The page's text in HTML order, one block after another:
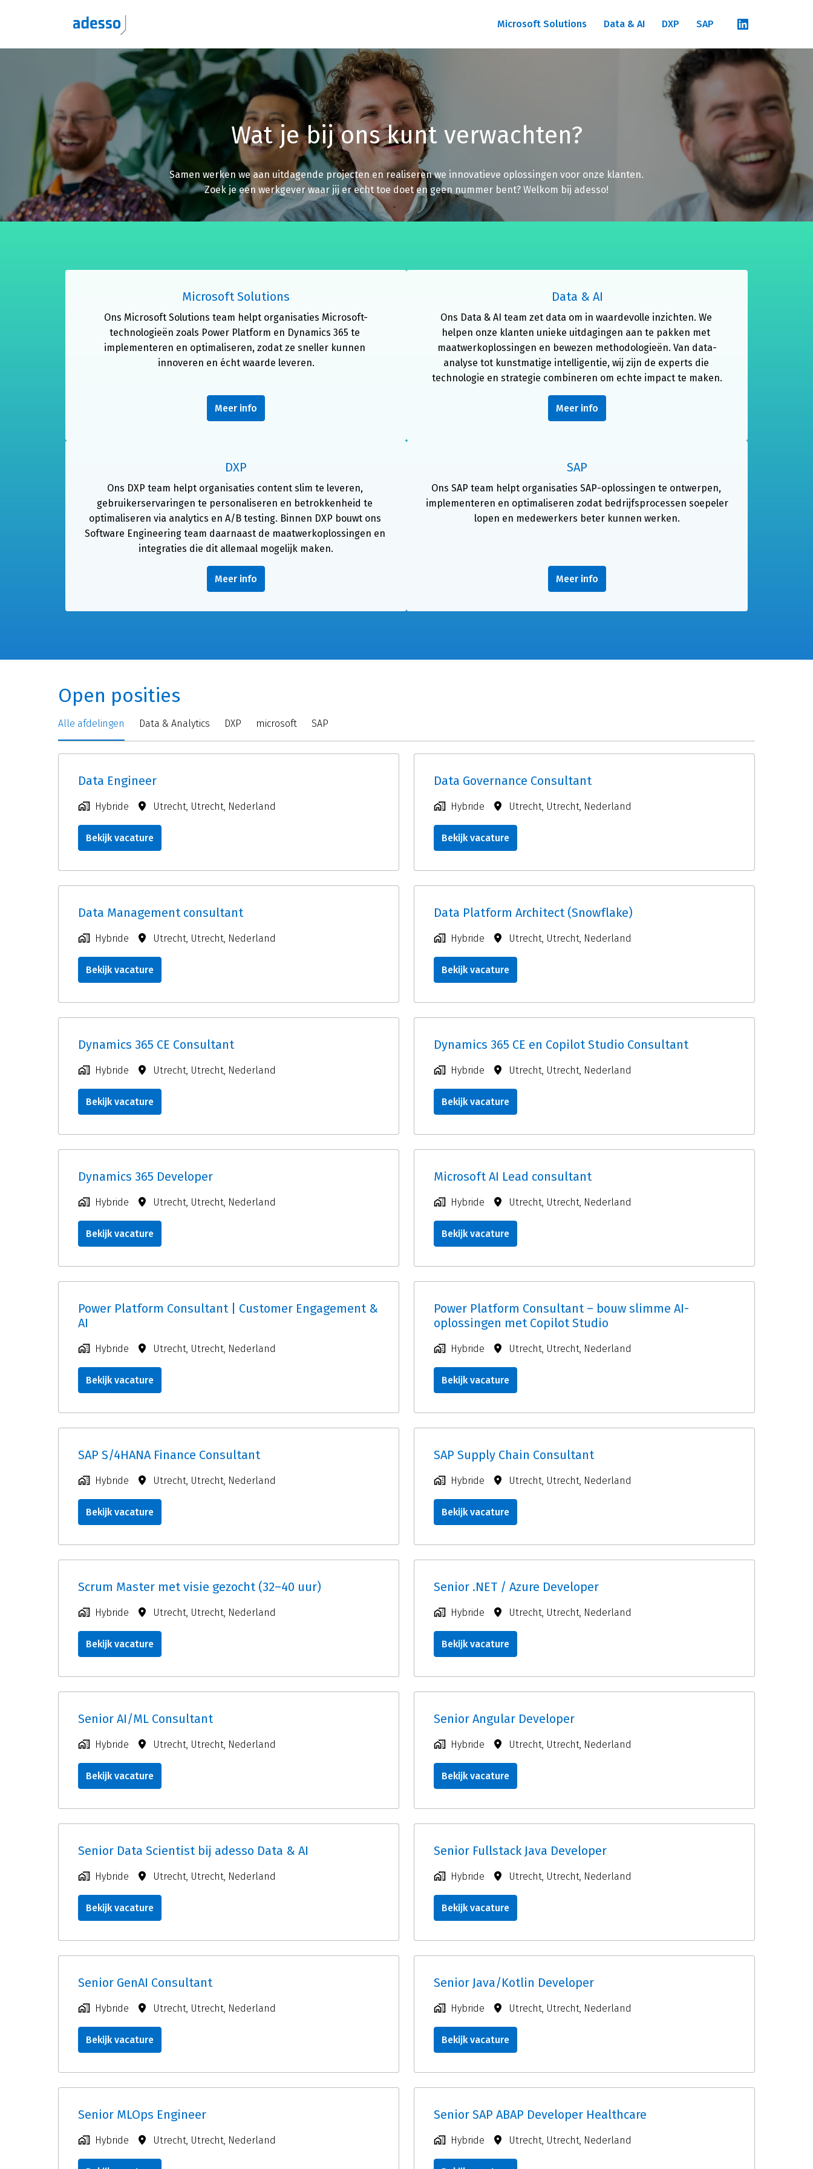
Homepagina
Microsoft Solutions Data & AI DXP SAP
Wat je bij ons kunt verwachten?
Samen werken we aan uitdagende projecten en realiseren we innovatieve oplossingen voor onze klanten.
Zoek je een werkgever waar jij er echt toe doet en geen nummer bent? Welkom bij adesso!
Microsoft Solutions
Ons Microsoft Solutions team helpt organisaties Microsoft-
technologieën zoals Power Platform en Dynamics 365 te
implementeren en optimaliseren, zodat ze sneller kunnen
innoveren en écht waarde leveren.
Meer info
Data & AI
Ons Data & AI team zet data om in waardevolle inzichten. We
helpen onze klanten unieke uitdagingen aan te pakken met
maatwerkoplossingen en bewezen methodologieën. Van data-
analyse tot kunstmatige intelligentie, wij zijn de experts die
technologie en strategie combineren om echte impact te maken.
Meer info
DXP
Ons DXP team helpt organisaties content slim te leveren,
gebruikerservaringen te personaliseren en betrokkenheid te
optimaliseren via analytics en A/B testing. Binnen DXP bouwt ons
Software Engineering team daarnaast de maatwerkoplossingen en
integraties die dit allemaal mogelijk maken.
Meer info
SAP
Ons SAP team helpt organisaties SAP-oplossingen te ontwerpen,
implementeren en optimaliseren zodat bedrijfsprocessen soepeler
lopen en medewerkers beter kunnen werken.
Meer info
Open posities
Alle afdelingen Data & Analytics DXP microsoft SAP
Data Engineer
Hybride Utrecht, Utrecht, Nederland
Bekijk vacature
Data Governance Consultant
Hybride Utrecht, Utrecht, Nederland
Bekijk vacature
Data Management consultant
Hybride Utrecht, Utrecht, Nederland
Bekijk vacature
Data Platform Architect (Snowflake)
Hybride Utrecht, Utrecht, Nederland
Bekijk vacature
Dynamics 365 CE Consultant
Hybride Utrecht, Utrecht, Nederland
Bekijk vacature
Dynamics 365 CE en Copilot Studio Consultant
Hybride Utrecht, Utrecht, Nederland
Bekijk vacature
Dynamics 365 Developer
Hybride Utrecht, Utrecht, Nederland
Bekijk vacature
Microsoft AI Lead consultant
Hybride Utrecht, Utrecht, Nederland
Bekijk vacature
Power Platform Consultant | Customer Engagement &
AI
Hybride Utrecht, Utrecht, Nederland
Bekijk vacature
Power Platform Consultant – bouw slimme AI-
oplossingen met Copilot Studio
Hybride Utrecht, Utrecht, Nederland
Bekijk vacature
SAP S/4HANA Finance Consultant
Hybride Utrecht, Utrecht, Nederland
Bekijk vacature
SAP Supply Chain Consultant
Hybride Utrecht, Utrecht, Nederland
Bekijk vacature
Scrum Master met visie gezocht (32–40 uur)
Hybride Utrecht, Utrecht, Nederland
Bekijk vacature
Senior .NET / Azure Developer
Hybride Utrecht, Utrecht, Nederland
Bekijk vacature
Senior AI/ML Consultant
Hybride Utrecht, Utrecht, Nederland
Bekijk vacature
Senior Angular Developer
Hybride Utrecht, Utrecht, Nederland
Bekijk vacature
Senior Data Scientist bij adesso Data & AI
Hybride Utrecht, Utrecht, Nederland
Bekijk vacature
Senior Fullstack Java Developer
Hybride Utrecht, Utrecht, Nederland
Bekijk vacature
Senior GenAI Consultant
Hybride Utrecht, Utrecht, Nederland
Bekijk vacature
Senior Java/Kotlin Developer
Hybride Utrecht, Utrecht, Nederland
Bekijk vacature
Senior MLOps Engineer
Hybride Utrecht, Utrecht, Nederland
Senior SAP ABAP Developer Healthcare
Hybride Utrecht, Utrecht, Nederland